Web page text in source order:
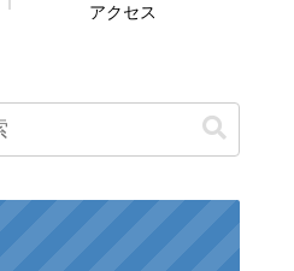
アクセス